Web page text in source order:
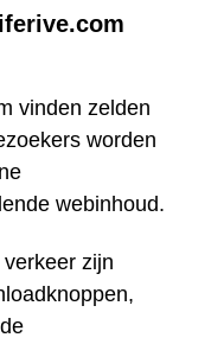
vinden zelden
worden
webinhoud.
zijn